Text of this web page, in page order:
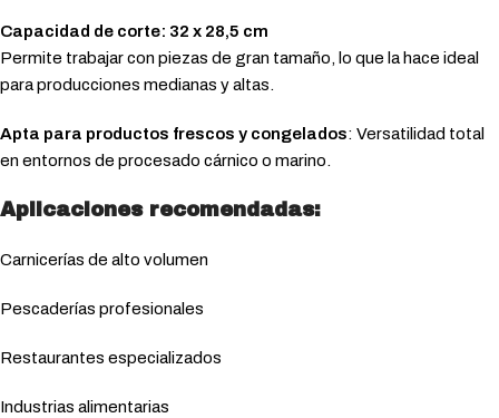
Capacidad de corte: 32 x 28,5 cm
Permite trabajar con piezas de gran tamaño, lo que la hace ideal
para producciones medianas y altas.
Apta para productos frescos y congelados: Versatilidad total
en entornos de procesado cárnico o marino.
Aplicaciones recomendadas:
Carnicerías de alto volumen
Pescaderías profesionales
Restaurantes especializados
Industrias alimentarias